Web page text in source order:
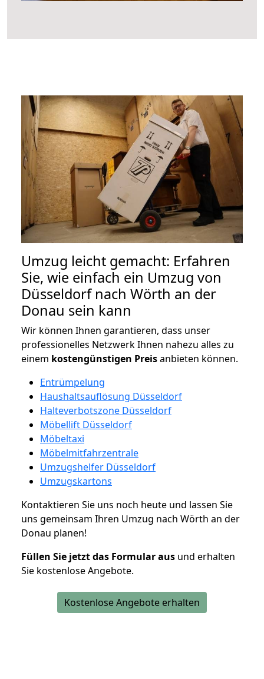
Umzug leicht gemacht: Erfahren
Sie, wie einfach ein Umzug von
Düsseldorf nach Wörth an der
Donau sein kann
Wir können Ihnen garantieren, dass unser
professionelles Netzwerk Ihnen nahezu alles zu
einem kostengünstigen Preisanbieten können.
Entrümpelung
Haushaltsauflösung Düsseldorf
Halteverbotszone Düsseldorf
Möbellift Düsseldorf
Möbeltaxi
Möbelmitfahrzentrale
Umzugshelfer Düsseldorf
Umzugskartons
Kontaktieren Sie uns noch heute und lassen Sie
uns gemeinsam Ihren Umzug nach Wörth an der
Donau planen!
Füllen Sie jetzt das Formular aus und erhalten
Sie kostenlose Angebote.
Kostenlose Angebote erhalten